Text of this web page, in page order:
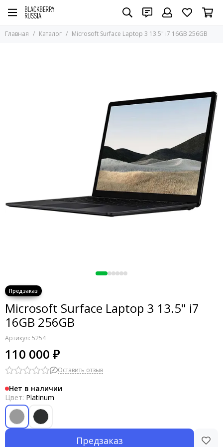
Главная Каталог Microsoft Surface Laptop 3 13.5" i7 16GB 256GB
Microsoft Surface Laptop 3 13.5" i7
16GB 256GB
Артикул: 5254
110 000 ₽
Оставить отзыв
Нет в наличии
Цвет: Platinum
Предзаказ